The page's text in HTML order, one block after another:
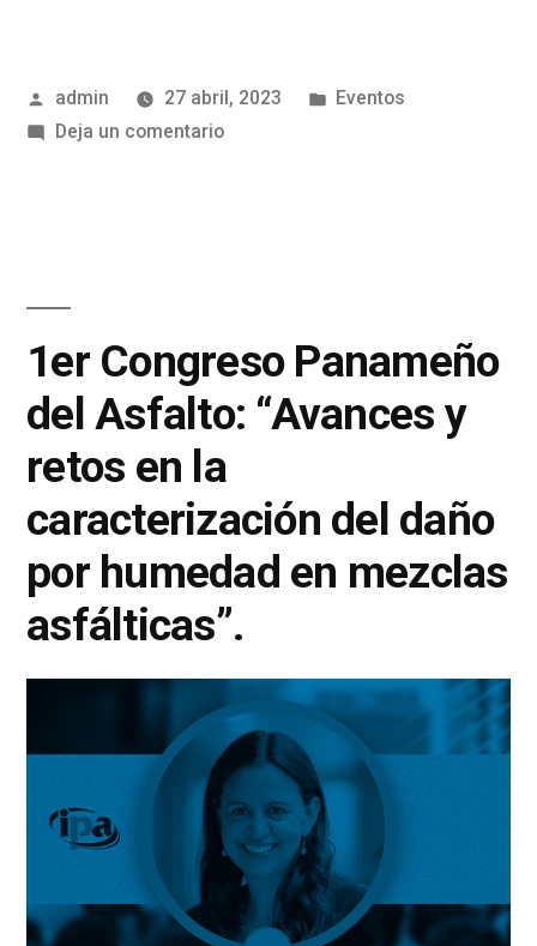
admin 27 abril, 2023
Eventos
Deja un comentario
1er Congreso Panameño
del Asfalto: “Avances y
retos en la
caracterización del daño
por humedad en mezclas
asfálticas”.